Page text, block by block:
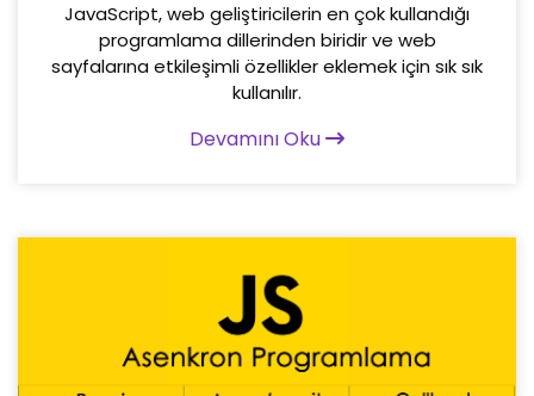
JavaScript, web geliştiricilerin en çok kullandığı
programlama dillerinden biridir ve web
sayfalarına etkileşimli özellikler eklemek için sık sık
kullanılır.
Devamını Oku